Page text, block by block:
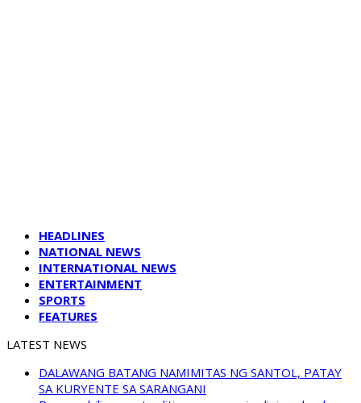
HEADLINES
NATIONAL NEWS
INTERNATIONAL NEWS
ENTERTAINMENT
SPORTS
FEATURES
LATEST NEWS
DALAWANG BATANG NAMIMITAS NG SANTOL, PATAY
SA KURYENTE SA SARANGANI